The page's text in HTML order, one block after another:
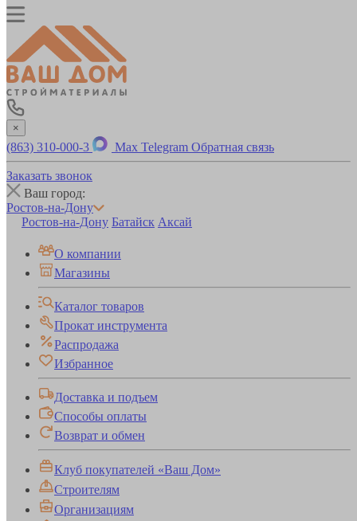
×
(863) 310-000-3 Max Telegram Обратная связь
Заказать звонок
Ваш город:
Ростов-на-Дону
Ростов-на-Дону Батайск Аксай
О компании
Магазины
Каталог товаров
Прокат инструмента
Распродажа
Избранное
Доставка и подъем
Способы оплаты
Возврат и обмен
Клуб покупателей «Ваш Дом»
Строителям
Организациям